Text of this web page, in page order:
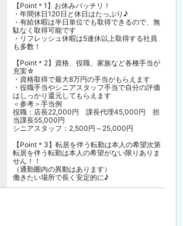
【Point＊1】お休みバッチリ！
・年間休日120日と休日はたっぷり♪
・有給休暇は半日単位でも取得できるので、無
駄なく取得可能です
・リフレッシュ休暇は5連休以上取得する社員
も多数！
【Point＊2】資格、役職、家族など各種手当が
充実☆
・資格取得で最大8万円の手当がもらえます
・役職手当やシニアスタッフ手当で自分の評価
はしっかり還元してもらえます
＜参考＞手当例
役職：店長22,000円 課長代理45,000円 担
当課長55,000円
シニアスタッフ：2,500円～25,000円
【Point＊3】転居を伴う転勤は本人の希望次第
転居を伴う転勤は本人の希望がない限りありま
せん！！
（通勤圏内の異動はあります）
働きたい場所で長く安定的に♪